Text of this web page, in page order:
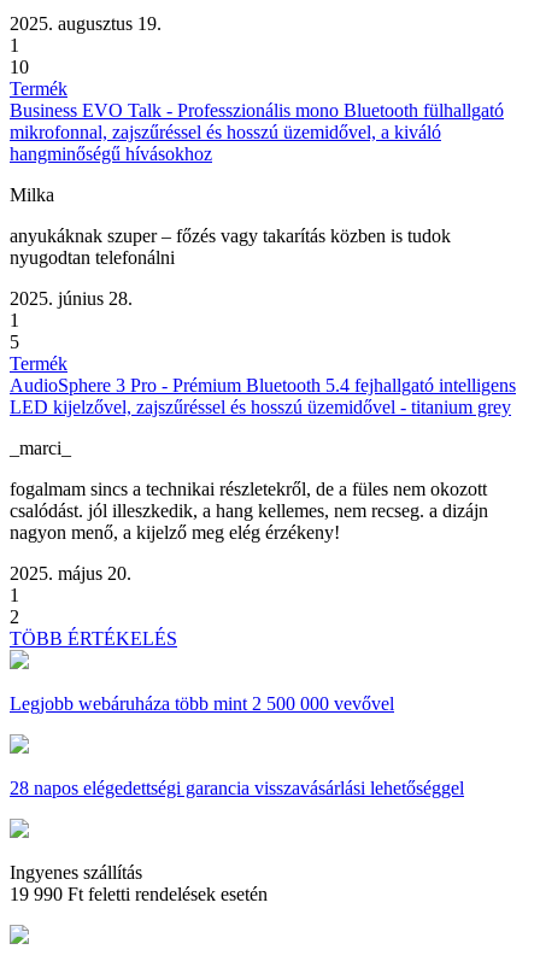
2025. augusztus 19.
1
10
Termék
Business EVO Talk - Professzionális mono Bluetooth fülhallgató
mikrofonnal, zajszűréssel és hosszú üzemidővel, a kiváló
hangminőségű hívásokhoz
Milka
anyukáknak szuper – főzés vagy takarítás közben is tudok
nyugodtan telefonálni
2025. június 28.
1
5
Termék
AudioSphere 3 Pro - Prémium Bluetooth 5.4 fejhallgató intelligens
LED kijelzővel, zajszűréssel és hosszú üzemidővel - titanium grey
_marci_
fogalmam sincs a technikai részletekről, de a füles nem okozott
csalódást. jól illeszkedik, a hang kellemes, nem recseg. a dizájn
nagyon menő, a kijelző meg elég érzékeny!
2025. május 20.
1
2
TÖBB ÉRTÉKELÉS
Legjobb webáruháza több mint 2 500 000 vevővel
28 napos elégedettségi garancia visszavásárlási lehetőséggel
Ingyenes szállítás
19 990 Ft feletti rendelések esetén